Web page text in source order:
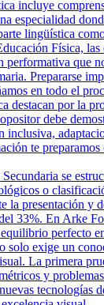
incluye
especialidad
lingüística
Física,
que
Prepararse
en todo el
destacan por la
debe
te
se
o
la presentación
33%. En Arke
perfecto
exige un
La primera
y